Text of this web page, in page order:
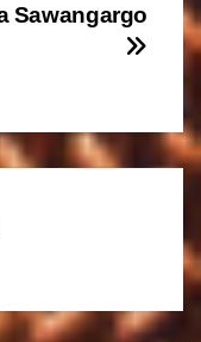
Sawangargo